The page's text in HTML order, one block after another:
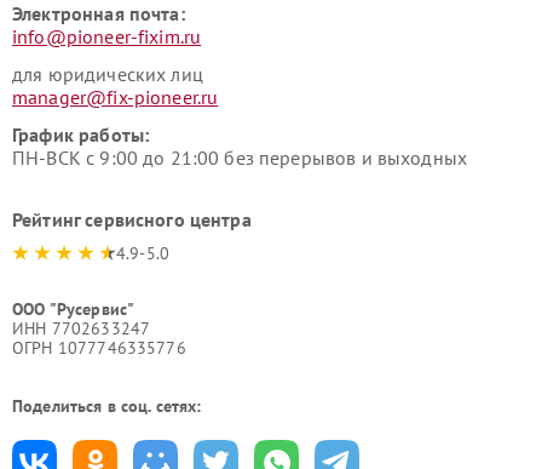
Электронная почта:
info@pioneer-fixim.ru
для юридических лиц
manager@fix-pioneer.ru
График работы:
ПН-ВСК с 9:00 до 21:00 без перерывов и выходных
Рейтинг сервисного центра
4.9-5.0
ООО "Русервис"
ИНН 7702633247
ОГРН 1077746335776
Поделиться в соц. сетях: